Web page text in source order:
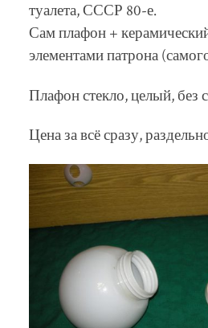
туалета, СССР 80-е.
Сам плафон +
элементами патрона
Плафон стекло, целый, без
Цена за всё сразу,